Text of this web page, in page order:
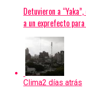
Detuvieron a
a un exprefecto
Clima2 días atrás